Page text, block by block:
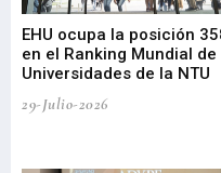
EHU ocupa la posición
en el Ranking Mundial de
Universidades de la NTU
29-Julio-2026